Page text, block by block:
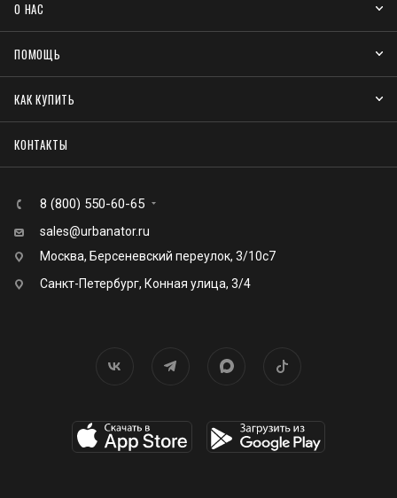
О НАС
ПОМОЩЬ
КАК КУПИТЬ
КОНТАКТЫ
8 (800) 550-60-65
sales@urbanator.ru
Москва, Берсеневский переулок, 3/10с7
Санкт-Петербург, Конная улица, 3/4